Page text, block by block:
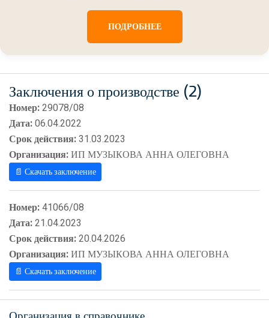
ПОДРОБНЕЕ
Заключения о производстве (2)
Номер:29078/08
Дата:06.04.2022
Срок действия:31.03.2023
Организация:ИП МУЗЫКОВА АННА ОЛЕГОВНА
📄 Скачать заключение
Номер:41066/08
Дата:21.04.2023
Срок действия:20.04.2026
Организация:ИП МУЗЫКОВА АННА ОЛЕГОВНА
📄 Скачать заключение